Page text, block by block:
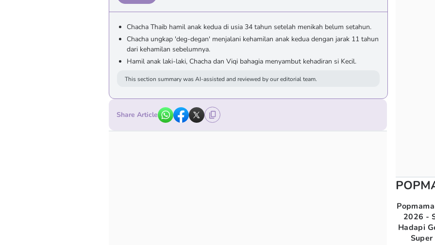
Chacha Thaib hamil anak kedua di usia 34 tahun setelah menikah belum setahun.
Chacha ungkap 'deg-degan' menjalani kehamilan anak kedua dengan jarak 11 tahun
dari kehamilan sebelumnya.
Hamil anak laki-laki, Chacha dan Viqi bahagia menyambut kehadiran si Kecil.
This section summary was AI-assisted and reviewed by our editorial team.
Share Article
2026 -
Hadapi